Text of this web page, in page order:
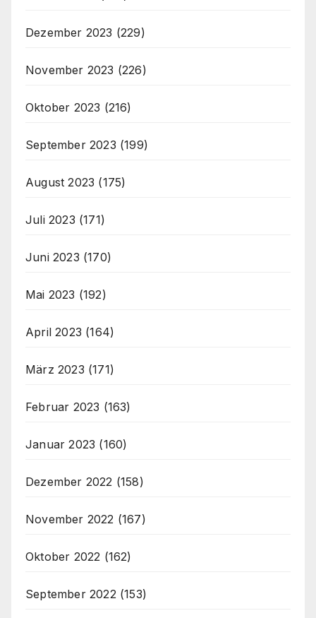
Dezember 2023 (229)
November 2023 (226)
Oktober 2023 (216)
September 2023 (199)
August 2023 (175)
Juli 2023 (171)
Juni 2023 (170)
Mai 2023 (192)
April 2023 (164)
März 2023 (171)
Februar 2023 (163)
Januar 2023 (160)
Dezember 2022 (158)
November 2022 (167)
Oktober 2022 (162)
September 2022 (153)